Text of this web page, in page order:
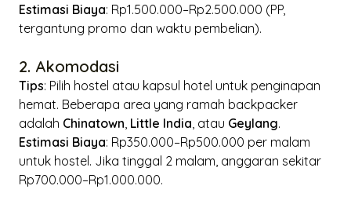
Estimasi Biaya: Rp1.500.000–Rp2.500.000 (PP,
tergantung promo dan waktu pembelian).
2. Akomodasi
Tips: Pilih hostel atau kapsul hotel untuk penginapan
hemat. Beberapa area yang ramah backpacker
adalah Chinatown Little India , atau Geylang.
Estimasi Biaya: Rp350.000–Rp500.000 per malam
untuk hostel. Jika tinggal 2 malam, anggaran sekitar
Rp700.000–Rp1.000.000.